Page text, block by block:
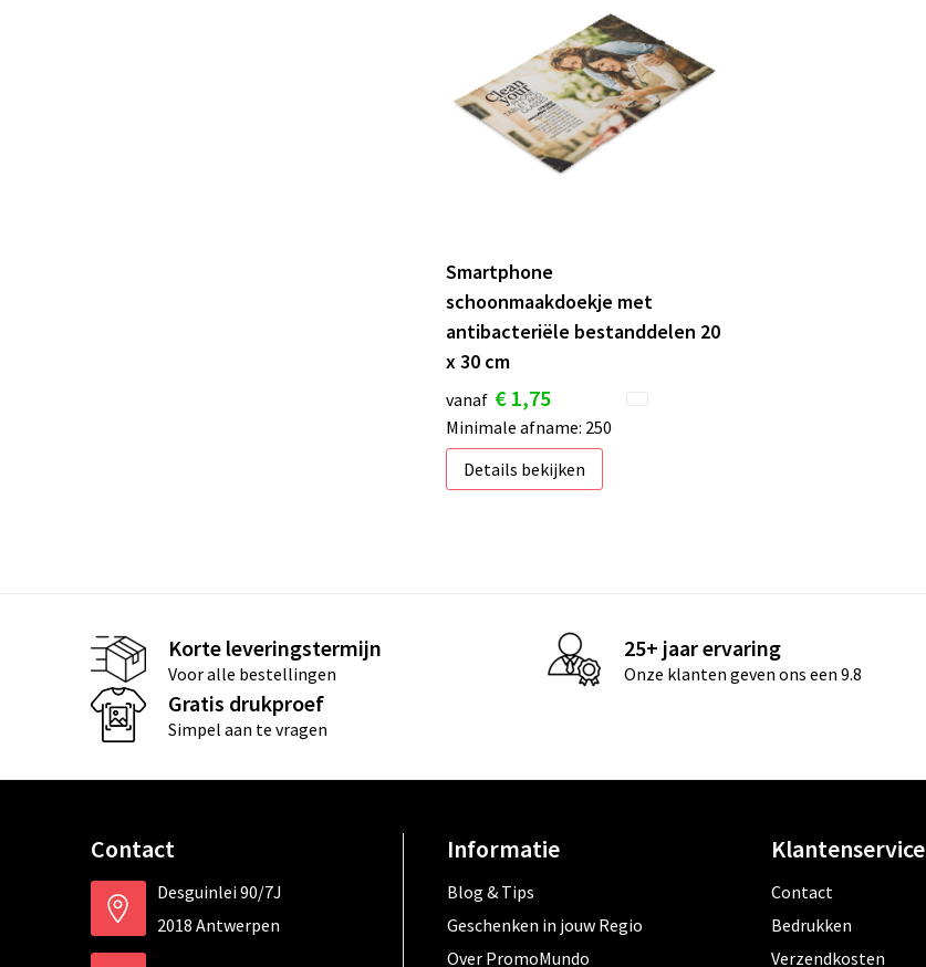
Smartphone
schoonmaakdoekje met
antibacteriële bestanddelen 20
x 30 cm
vanaf € 1,75
Minimale afname: 250
Details bekijken
Korte leveringstermijn
Voor alle bestellingen
25+ jaar ervaring
Onze klanten geven ons een 9.8
Gratis drukproef
Simpel aan te vragen
Contact
Desguinlei 90/7J
2018 Antwerpen
Informatie
Blog & Tips
Geschenken in jouw Regio
Over PromoMundo
Klantenservice
Contact
Bedrukken
Verzendkosten